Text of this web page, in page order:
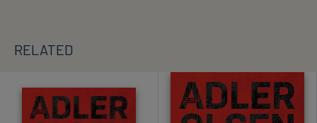
RELATED